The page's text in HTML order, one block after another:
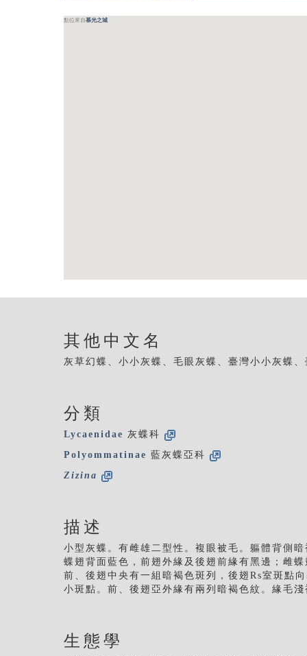
點位來自慕光之城
其他中文名
灰草幻蝶、小小灰蝶、毛眼灰蝶、臺灣小小灰蝶
分類
Lycaenidae 灰蝶科
Polyommatinae 藍灰蝶亞科
Zizina
描述
小型灰蝶。有雌雄二型性。複眼被毛。軀體背側
蝶翅背面藍色，前翅外緣及後翅前緣有黑邊；雌
前、後翅中央有一組暗褐色斑列，後翅Rs室斑點
小斑點。前、後翅亞外緣有兩列暗褐色紋。緣毛
生態學